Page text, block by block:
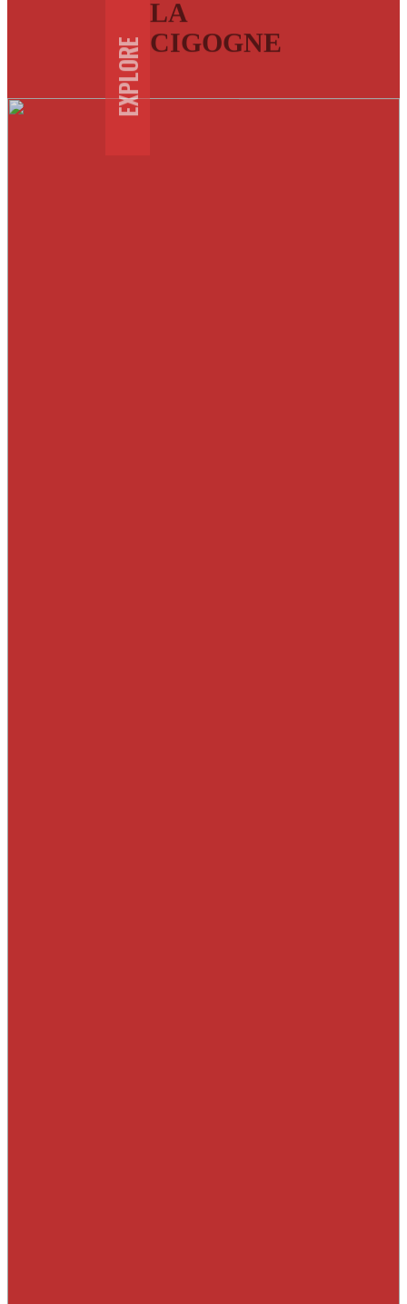
EXPLORE
LA
CIGOGNE